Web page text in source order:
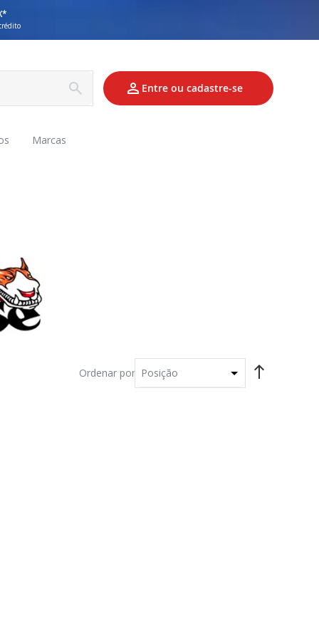
Entre ou cadastre-se
Marcas
Ordenar por